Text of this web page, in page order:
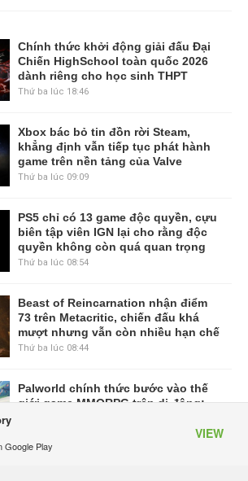
Google Play
VIEW
Chính thức khởi động giải đấu Đại
Chiến HighSchool toàn quốc 2026
dành riêng cho học sinh THPT
Thứ ba lúc 18:46
Xbox bác bỏ tin đồn rời Steam,
khẳng định vẫn tiếp tục phát hành
game trên nền tảng của Valve
Thứ ba lúc 09:09
PS5 chỉ có 13 game độc quyền, cựu
biên tập viên IGN lại cho rằng độc
quyền không còn quá quan trọng
Thứ ba lúc 08:54
Beast of Reincarnation nhận điểm
73 trên Metacritic, chiến đấu khá
mượt nhưng vẫn còn nhiều hạn chế
Thứ ba lúc 08:44
Palworld chính thức bước vào thế
giới game MMORPG trên di động: